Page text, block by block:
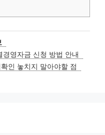
영자금 신청 방법 안내
인 놓치지 말아야할 점